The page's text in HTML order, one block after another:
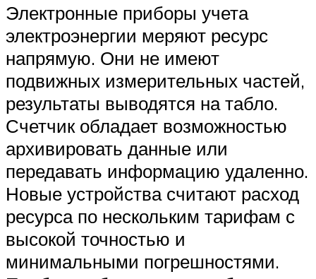
Электронные приборы учета
электроэнергии меряют ресурс
напрямую. Они не имеют
подвижных измерительных частей,
результаты выводятся на табло.
Счетчик обладает возможностью
архивировать данные или
передавать информацию удаленно.
Новые устройства считают расход
ресурса по нескольким тарифам с
высокой точностью и
минимальными погрешностями.